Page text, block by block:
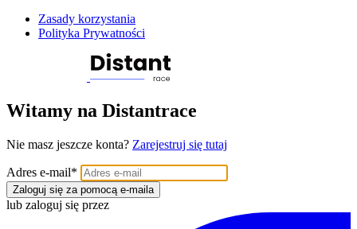
Zasady korzystania
Polityka Prywatności
Witamy na Distantrace
Nie masz jeszcze konta? Zarejestruj się tutaj
Adres e-mail*
Zaloguj się za pomocą e-maila
lub zaloguj się przez